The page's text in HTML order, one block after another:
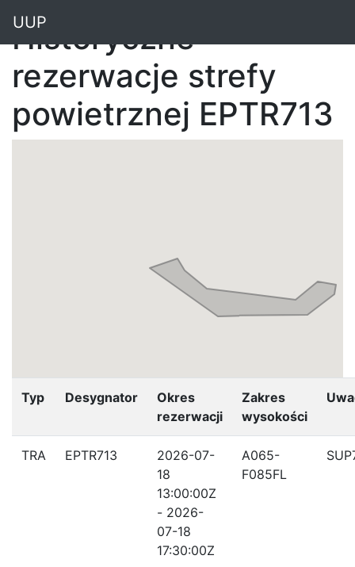
UUP
Historyczne
rezerwacje strefy
powietrznej EPTR713
Typ Desygnator
Okres
rezerwacji
Zakres
wysokości
TRA EPTR713
2026-07-
18
13:00:00Z
- 2026-
07-18
17:30:00Z
A065-
F085FL